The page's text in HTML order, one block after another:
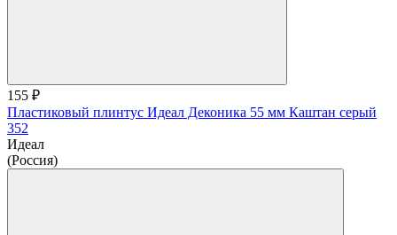
155 ₽
Пластиковый плинтус Идеал Деконика 55 мм Каштан серый
352
Идеал
(Россия)